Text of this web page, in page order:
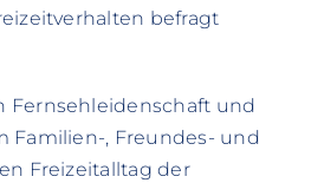
befragt
Fernsehleidenschaft und
Familien-, Freundes- und
Freizeitalltag der